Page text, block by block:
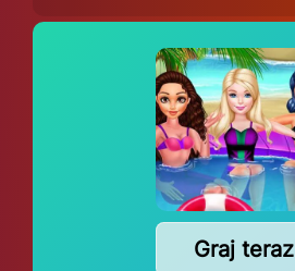
Graj teraz